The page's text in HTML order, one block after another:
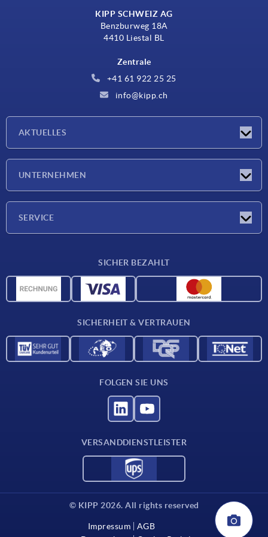
KIPP SCHWEIZ AG
Benzburweg 18A
4410 Liestal BL
Zentrale
+41 61 922 25 25
info@kipp.ch
AKTUELLES
UNTERNEHMEN
SERVICE
CAD-Daten
SICHER BEZAHLT
SICHERHEIT & VERTRAUEN
FOLGEN SIE UNS
VERSANDDIENSTLEISTER
© KIPP 2026. All rights reserved
Impressum
AGB